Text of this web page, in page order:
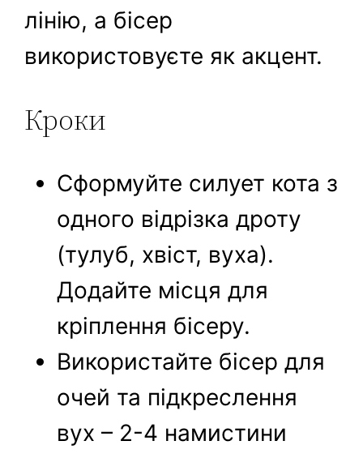
лінію, а бісер
використовуєте як акцент.
Кроки
Сформуйте силует кота з
одного відрізка дроту
(тулуб, хвіст, вуха).
Додайте місця для
кріплення бісеру.
Використайте бісер для
очей та підкреслення
вух – 2-4 намистини